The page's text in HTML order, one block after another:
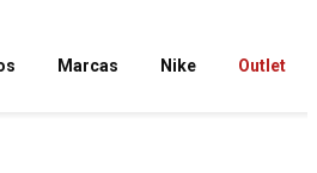
Marcas Nike Outlet